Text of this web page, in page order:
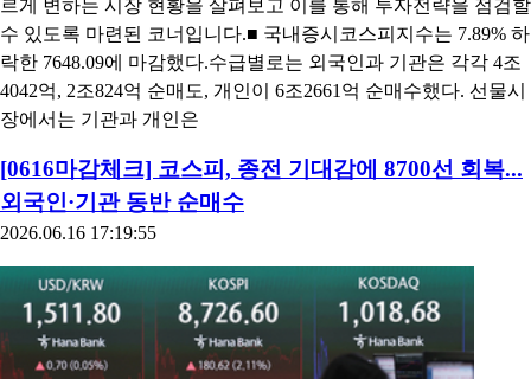
르게 변하는 시장 현황을 살펴보고 이를 통해 투자전략을 점검할
수 있도록 마련된 코너입니다.■ 국내증시코스피지수는 7.89% 하
락한 7648.09에 마감했다.수급별로는 외국인과 기관은 각각 4조
4042억, 2조824억 순매도, 개인이 6조2661억 순매수했다. 선물시
장에서는 기관과 개인은
[0616마감체크] 코스피, 종전 기대감에 8700선 회복...
외국인·기관 동반 순매수
2026.06.16 17:19:55